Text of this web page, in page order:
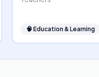
🧠 Education & Learning